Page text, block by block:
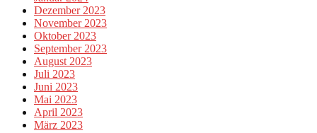
Dezember 2023
November 2023
Oktober 2023
September 2023
August 2023
Juli 2023
Juni 2023
Mai 2023
April 2023
März 2023